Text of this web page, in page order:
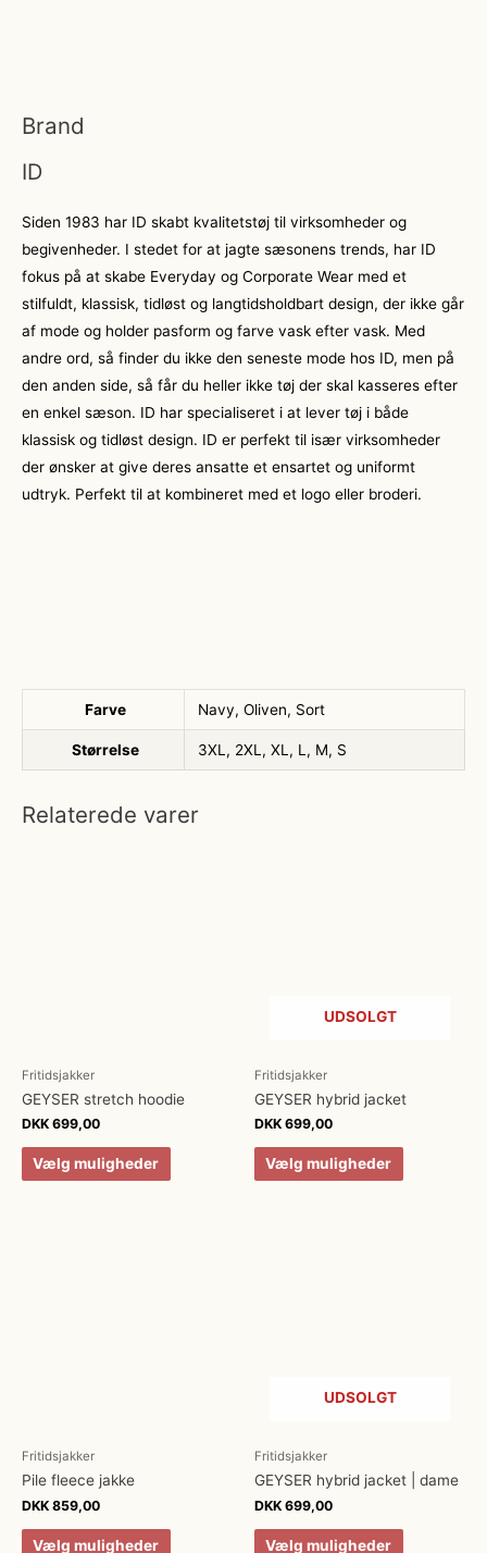
Brand
ID
Siden 1983 har ID skabt kvalitetstøj til virksomheder og
begivenheder. I stedet for at jagte sæsonens trends, har ID
fokus på at skabe Everyday og Corporate Wear med et
stilfuldt, klassisk, tidløst og langtidsholdbart design, der ikke går
af mode og holder pasform og farve vask efter vask. Med
andre ord, så finder du ikke den seneste mode hos ID, men på
den anden side, så får du heller ikke tøj der skal kasseres efter
en enkel sæson. ID har specialiseret i at lever tøj i både
klassisk og tidløst design. ID er perfekt til især virksomheder
der ønsker at give deres ansatte et ensartet og uniformt
udtryk. Perfekt til at kombineret med et logo eller broderi.
Farve Navy, Oliven, Sort
Størrelse 3XL, 2XL, XL, L, M, S
Relaterede varer
Fritidsjakker
GEYSER stretch hoodie
DKK 699,00
Vælg muligheder
UDSOLGT
Fritidsjakker
GEYSER hybrid jacket
DKK 699,00
Vælg muligheder
Fritidsjakker
Pile fleece jakke
DKK 859,00
Vælg muligheder
UDSOLGT
Fritidsjakker
GEYSER hybrid jacket | dame
DKK 699,00
Vælg muligheder